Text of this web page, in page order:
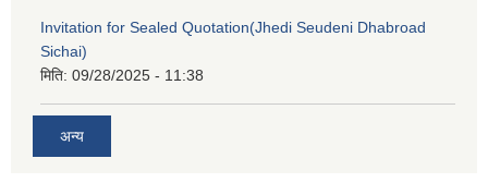
Invitation for Sealed Quotation(Jhedi Seudeni Dhabroad
Sichai)
मिति: 09/28/2025 - 11:38
अन्य